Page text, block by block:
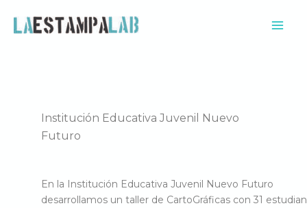
Institución Educativa Juvenil Nuevo
Futuro
En la Institución Educativa Juvenil Nuevo Futuro
desarrollamos un taller de CartoGráficas con 31